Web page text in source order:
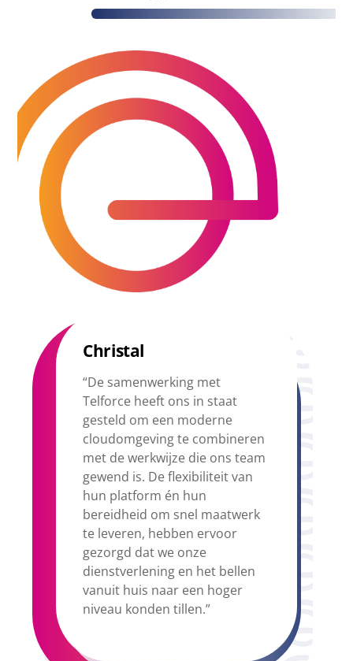
Christal
“De samenwerking met
Telforce heeft ons in staat
gesteld om een moderne
cloudomgeving te combineren
met de werkwijze die ons team
gewend is. De flexibiliteit van
hun platform én hun
bereidheid om snel maatwerk
te leveren, hebben ervoor
gezorgd dat we onze
dienstverlening en het bellen
vanuit huis naar een hoger
niveau konden tillen.”